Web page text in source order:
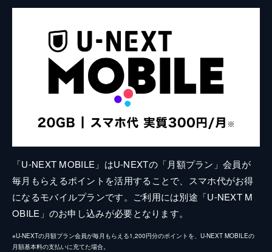
「U-NEXT MOBILE」はU-NEXTの「月額プラン」会員が
毎月もらえるポイントを活用することで、スマホ代がお得
になるモバイルプランです。ご利用には別途「U-NEXT M
OBILE」のお申し込みが必要となります。
※U-NEXTの月額プラン会員が毎月もらえる1,200円分のポイントを、U-NEXT MOBILEの
月額基本料の支払いに充てた場合。